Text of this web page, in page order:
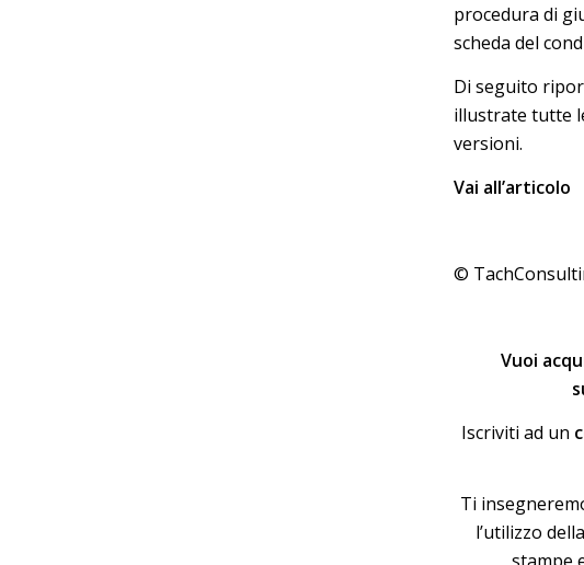
procedura di
scheda del
Di seguito
illustrate tutte
versioni.
Vai all’articolo
©
Vuoi
Iscriviti ad un
Ti
l’utilizzo